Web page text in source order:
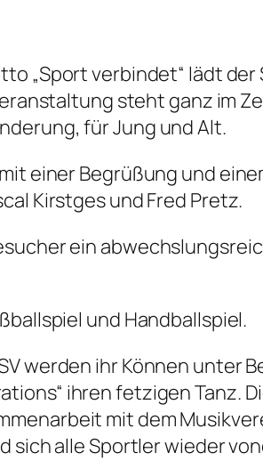
„Sport verbindet“ lädt der
steht ganz im
für Jung und Alt.
einer Begrüßung und
Kirstges und Fred Pretz.
ein
und Handballspiel.
werden ihr Können unter
ihren fetzigen Tanz.
mit dem
sich alle Sportler wieder